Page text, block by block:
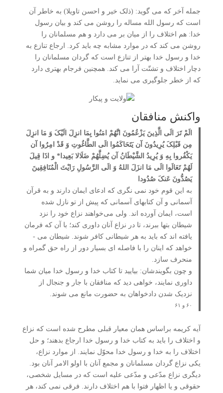
جمله آخر که می گوید: (ذلک خیر و احسن تاویلا) به خاطر آن
است که رسول الله مساله را روشن می کند و بیان رسول
خدا: هم اختلاف را از میان بر می دارد و هم مسلمانان را
روشن می کند که در موارد مشابه چه باید کرد. ارجاع تنازع به
خدا و رسول خدا بهتر از تنازع است که گردان مسلمانان را
دچار اختلاف و تشتّت آرا می کند. همچنین فرجام بهتری دارد
که از خطر جلوگیری می نماید.
واکنش منافقان
الَمْ تَرَ الَی الَّذِینَ یَزْعُمُونَ انَّهُمْ امَنُوا بِمَا انزِلَ الَیْکَ وَ مَا انزِلَ
مِن قَبْلِکَ یُرِیدُونَ آن یَتَحَاکَمُوا الَی الطَّاغُوتِ وَ قَدْ امِرُوا آن
یَکْفُروا بِهِ وَ یُرِیدُ الشَّیْطَانُ آن یُضِلَّهُمْ ضَلَالا بَعِیدا* و اذَا قِیلَ
لَهُمْ تَعَالَوا الَی مَا انزَلَ اللهُ وَ الَی الرَّسُولِ رَایْتَ الْمُنَافِقِینَ
یَصُدُّونَ عَنکَ صُدُودا
به این قوم خود نمی ­نگری که ادعای ایمان دارند و به قرآن
آسمانی و آن کتاب­های آسمانی که پیش از تو نازل شده
است، ایمان آورده­ اند. ولی می‌خواهند نزاع خود را نزد
شیطان بتها ببرند، تا در نزاع آنان داوری کند؛ با آن که فرمان
یافته ­اند که باید به هر شیطانی کافر شوند. شیطان می ­
خواهد که اینان را با فاصله ­ای بسیار دور از راه حق گمراه و
منحرف سازد.
و چون بگویندشان: بیایید تا کتاب خدا و رسول خدا میان شما
داوری نمایند، خواهی دید که منافقان با جار و جنجال از
نزدیک شدن دادخواهان به حضورت مانع می ­شوند.
۶۰ و ۶۱
آیه کریمه براساس همان معیار قبلی مطرح شده است که نزاع
و اختلاف را باید به کتاب خدا و رسول خدا ارجاع بدهند؛ و حل
اختلاف را به خدا و رسول خدا محوّل نمایند. از موارد نزاع،
یکی نزاع گردان مسلمانان و مجمع آنان با اولو الامر آنان بود.
دیگری نزاع مدّعی و مدّعی علیه است که در مسایل شخصی،
حقوقی و یا اظهار فتوا با هم اختلاف دارند. فرقی نمی کند، هر